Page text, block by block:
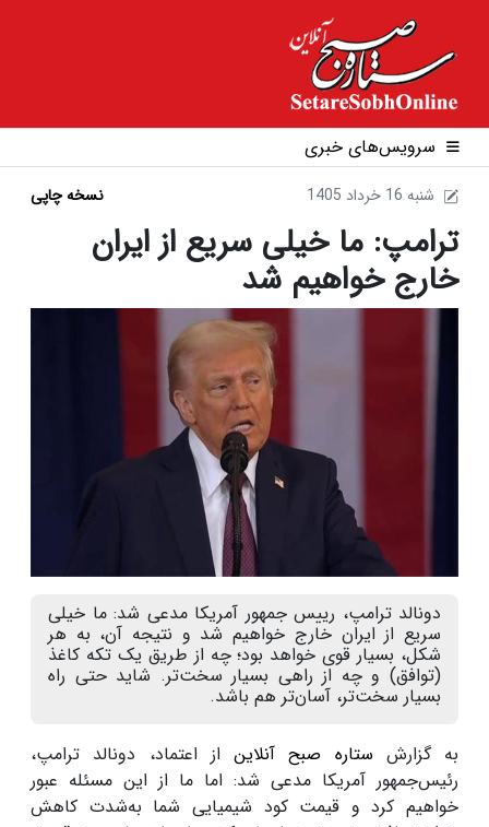
سرویس‌های خبری
1405 شنبه 16 خرداد نسخه چاپی
ترامپ: ما خیلی سریع از ایران
خارج خواهیم شد
دونالد ترامپ، رییس جمهور آمریکا مدعی شد: ما خیلی
سریع از ایران خارج خواهیم شد و نتیجه آن، به هر
شکل، بسیار قوی خواهد بود؛ چه از طریق یک تکه کاغذ
(توافق) و چه از راهی بسیار سخت‌تر. شاید حتی راه
بسیار سخت‌تر، آسان‌تر هم باشد.
به گزارش ستاره صبح آنلاین از اعتماد، دونالد ترامپ،
رئیس‌جمهور آمریکا مدعی شد: اما ما از این مسئله عبور
خواهیم کرد و قیمت کود شیمیایی شما به‌شدت کاهش